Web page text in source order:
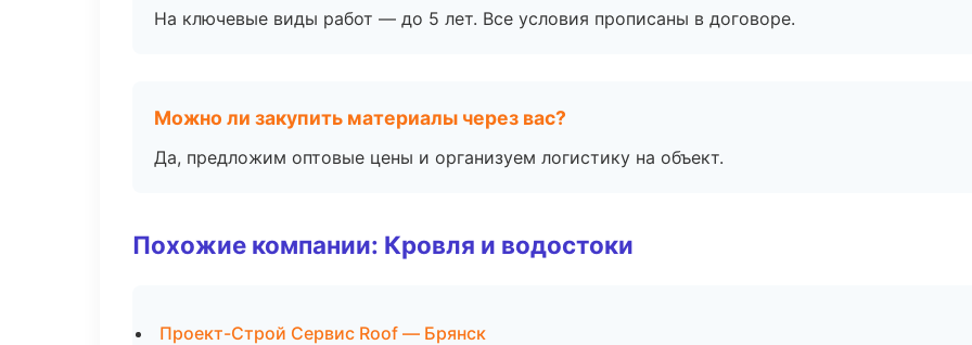
На ключевые виды работ — до 5 лет. Все условия прописаны в договоре.
Можно ли закупить материалы через вас?
Да, предложим оптовые цены и организуем логистику на объект.
Похожие компании: Кровля и водостоки
Проект-Строй Сервис Roof — Брянск